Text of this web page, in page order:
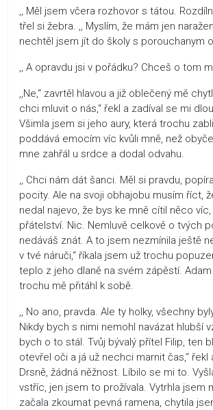
,, Měl jsem včera rozhovor s tátou.
třel si žebra. ,, Myslím, že mám jen
nechtěl jsem jít do školy s porouchanym
,, A opravdu jsi v pořádku? Chceš o tom
,,Ne,“ zavrtěl hlavou a již oblečený mě
chci mluvit o nás,“ řekl a zadíval se mi
Všimla jsem si jeho aury, která trochu
poddává emocím víc kvůli mně, než
mne zahřál u srdce a dodal odvahu.
,, Chci nám dát šanci. Měl si pravdu,
pocity. Ale na svoji obhajobu musím říct,
nedal najevo, že bys ke mně cítil něco
přátelství. Nic. Nemluvě celkově o tvých
nedáváš znát. A to jsem nezmínila ještě
v tvé náruči,“ říkala jsem už trochu
teplo z jeho dlaně na svém zápěstí.
trochu mě přitáhl k sobě.
,, No ano, pravda. Ale ty holky, všechny
Nikdy bych s nimi nemohl navázat hlubší
bych o to stál. Tvůj bývalý přítel Filip, ten
otevřel oči a já už nechci marnit čas,“ řekl
Drsně, žádná něžnost. Líbilo se mi to.
vstříc, jen jsem to prožívala. Vytrhla jsem
začala zkoumat pevná ramena, chytila